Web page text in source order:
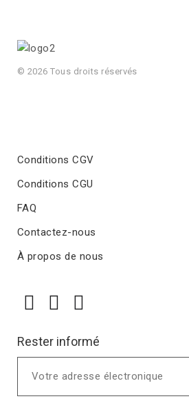
© 2026 Tous droits réservés
Conditions CGV
Conditions CGU
FAQ
Contactez-nous
À propos de nous
Rester informé